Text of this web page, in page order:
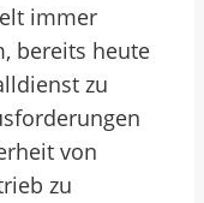
immer
bereits heute
zu
von
zu